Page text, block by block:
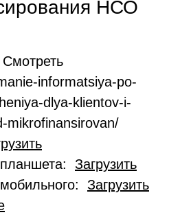
НСО
informatsiya-po-
dlya-klientov-i-
mikrofinansirovan/
Загрузить
Загрузить